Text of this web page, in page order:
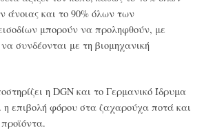
άνοιας και το 90% όλων των
μπορούν να προληφθούν, με
συνδέονται με τη βιομηχανική
η DGN και το Γερμανικό Ίδρυμα
η επιβολή φόρου στα ζαχαρούχα ποτά και